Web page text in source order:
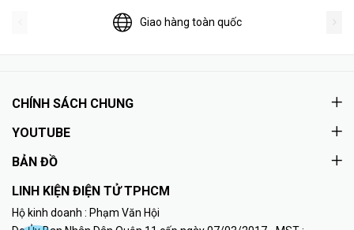
Giao hàng toàn quốc
CHÍNH SÁCH CHUNG
YOUTUBE
BẢN ĐỒ
LINH KIỆN ĐIỆN TỬ TPHCM
Hộ kinh doanh : Phạm Văn Hội